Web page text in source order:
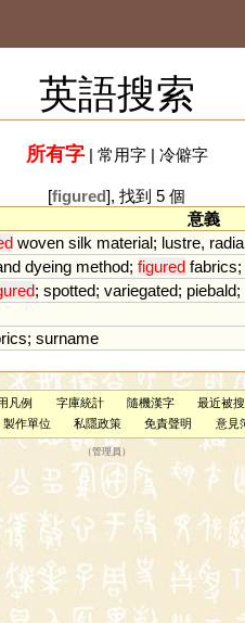
英語搜索
所有字| 常用字| 冷僻字
[figured], 找到 5 個
意義
woven silk material; lustre,
dyeing method; figured fabrics;
; spotted; variegated; piebald;
; surname
凡例 字庫統計 隨機漢字
最近被
製作單位 私隱政策 免責聲明 意見
（管理員 ）